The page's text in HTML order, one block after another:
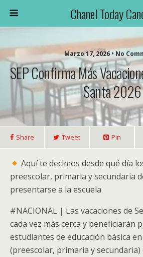
Chanel Today
Marzo 17, 2026 • No
SEP Confirma Más
Santa 2026
Share Tweet Pin
Aquí te decimos desde qué día
preescolar, primaria y secundaria
presentarse a la escuela
#NACIONAL | Las vacaciones de
cada vez más cerca y beneficiarán
estudiantes de educación básica
(preescolar, primaria y secundaria)